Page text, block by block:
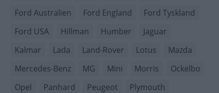
Ford Australien
Ford England
Ford Tyskland
Ford USA
Hillman Humber
Jaguar
Kalmar
Lada Land-Rover Lotus
Mazda
Mercedes-Benz
MG Mini Morris
Ockelbo
Opel
Panhard Peugeot
Plymouth